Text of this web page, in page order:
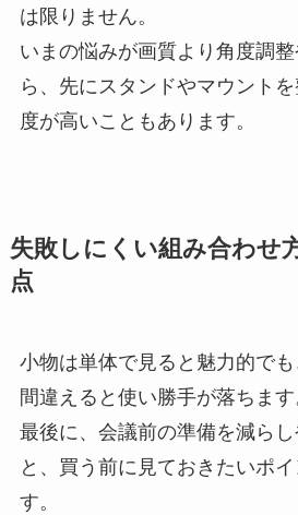
は限りません。
いまの悩みが画質より角度調
ら、先にスタンドやマウント
度が高いこともあります。
失敗しにくい組み合わせ
点
小物は単体で見ると魅力的で
間違えると使い勝手が落ちます
最後に、会議前の準備を減ら
と、買う前に見ておきたいポ
す。